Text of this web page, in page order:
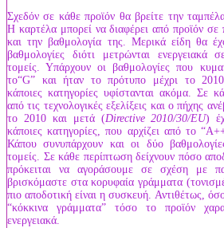
Σχεδόν σε κάθε προϊόν θα βρείτε την
Η καρτέλα μπορεί να διαφέρει από προϊόν σε
και την βαθμολογία της. Μερικά είδη θα
βαθμολογίες διότι μετρώνται ενεργειακά
τομείς. Υπάρχουν οι βαθμολογίες που
το“G” και ήταν το πρότυπο μέχρι το
κάποιες κατηγορίες υφίστανται ακόμα. Σε
από τις τεχνολογικές εξελίξεις και ο πήχης
το 2010 και μετά (Directive 2010/30/EU)
κάποιες κατηγορίες, που αρχίζει από το
Κάπου συνυπάρχουν και οι δύο
τομείς. Σε κάθε περίπτωση δείχνουν πόσο
πρόκειται να αγοράσουμε σε σχέση με
βρισκόμαστε στα κορυφαία γράμματα
πιο αποδοτική είναι η συσκευή. Αντιθέτως,
“κόκκινα γράμματα” τόσο το προϊόν
ενεργειακά.